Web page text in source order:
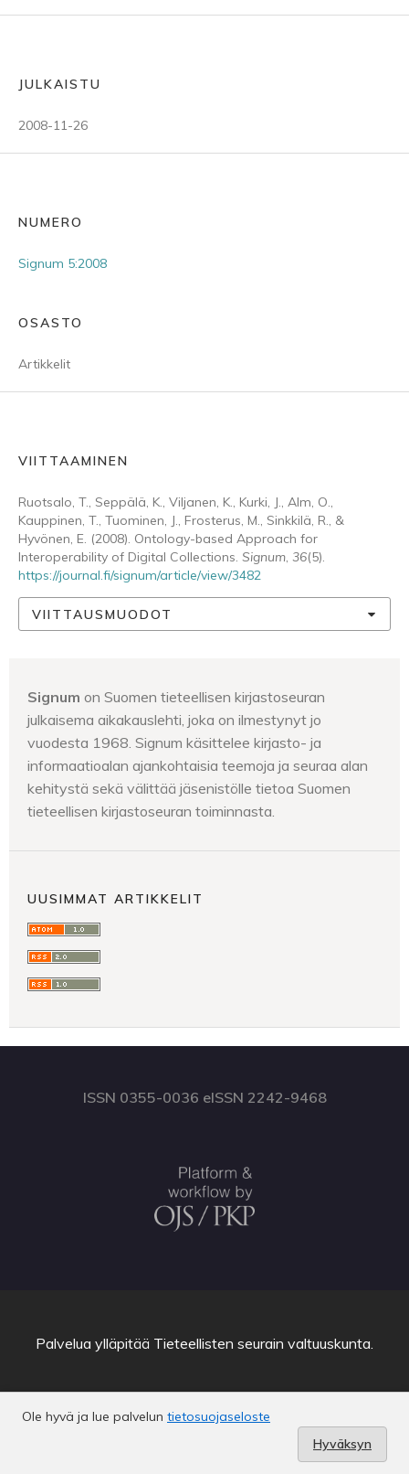
JULKAISTU
2008-11-26
NUMERO
Signum 5:2008
OSASTO
Artikkelit
VIITTAAMINEN
Ruotsalo, T., Seppälä, K., Viljanen, K., Kurki, J., Alm, O.,
Kauppinen, T., Tuominen, J., Frosterus, M., Sinkkilä, R., &
Hyvönen, E. (2008). Ontology-based Approach for
Interoperability of Digital Collections. Signum, 36(5).
https://journal.fi/signum/article/view/3482
VIITTAUSMUODOT
Signum on Suomen tieteellisen kirjastoseuran
julkaisema aikakauslehti, joka on ilmestynyt jo
vuodesta 1968. Signum käsittelee kirjasto- ja
informaatioalan ajankohtaisia teemoja ja seuraa alan
kehitystä sekä välittää jäsenistölle tietoa Suomen
tieteellisen kirjastoseuran toiminnasta.
UUSIMMAT ARTIKKELIT
ISSN 0355-0036 eISSN 2242-9468
Ole hyvä ja lue palvelun tietosuojaseloste
Hyväksyn
Palvelua ylläpitää Tieteellisten seurain valtuuskunta.